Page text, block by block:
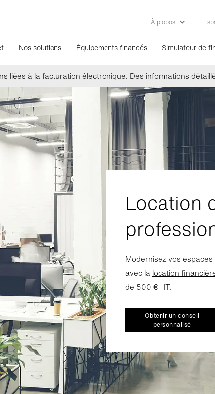
À propos
Nos solutions Équipements financés Simulateur de
liées à la facturation électronique. Des informations
Location
Modernisez vos
avec la location
de 500 € HT.
Obtenir un conseil
personnalisé